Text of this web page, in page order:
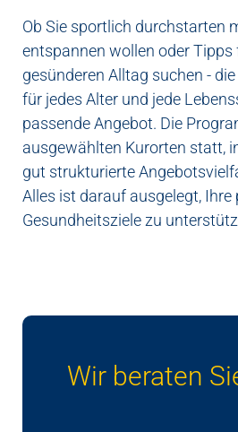
Ob Sie sportlich durchstarten
entspannen wollen oder Tipps
gesünderen Alltag suchen -
für jedes Alter und jede
passende Angebot. Die
ausgewählten Kurorten statt,
gut strukturierte
Alles ist darauf ausgelegt, Ihre
Gesundheitsziele zu
Wir beraten